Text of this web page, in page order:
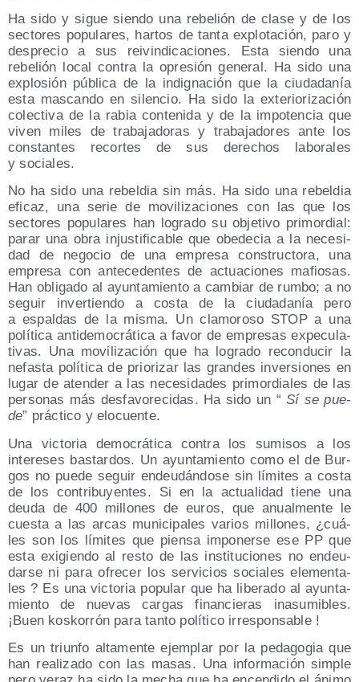
Ha sido y sigue sien­do una rebe­lión de cla­se y de los
sec­to­res popu­la­res, har­tos de tan­ta explo­ta­ción, paro y
des­pre­cio a sus rei­vin­di­ca­cio­nes. Esta sien­do una
rebe­lión local con­tra la opre­sión gene­ral. Ha sido una
explo­sión públi­ca de la indig­na­ción que la ciu­da­da­nía
esta mas­can­do en silen­cio. Ha sido la exte­rio­ri­za­ción
colec­ti­va de la rabia con­te­ni­da y de la impo­ten­cia que
viven miles de tra­ba­ja­do­ras y tra­ba­ja­do­res ante los
cons­tan­tes recor­tes de sus dere­chos labo­ra­les
y sociales.
No ha sido una rebel­dia sin más. Ha sido una rebel­dia
efi­caz, una serie de movi­li­za­cio­nes con las que los
sec­to­res popu­la­res han logra­do su obje­ti­vo pri­mor­dial:
parar una obra injus­ti­fi­ca­ble que obe­de­cia a la nece­si­
dad de nego­cio de una empre­sa cons­truc­to­ra, una
empre­sa con ante­ce­den­tes de actua­cio­nes mafio­sas.
Han obli­ga­do al ayun­ta­mien­to a cam­biar de rum­bo; a no
seguir inver­tien­do a cos­ta de la ciu­da­da­nía pero
a espal­das de la mis­ma. Un cla­mo­ro­so STOP a una
polí­ti­ca anti­de­mo­crá­ti­ca a favor de empre­sas expe­cu­la­
ti­vas. Una movi­li­za­ción que ha logra­do recon­du­cir la
nefas­ta polí­ti­ca de prio­ri­zar las gran­des inver­sio­nes en
lugar de aten­der a las nece­si­da­des pri­mor­dia­les de las
per­so­nas más des­fa­vo­re­ci­das. Ha sido un “Sí se pue­
de” prác­ti­co y elocuente.
Una vic­to­ria demo­crá­ti­ca con­tra los sumi­sos a los
intere­ses bas­tar­dos. Un ayun­ta­mien­to como el de Bur­
gos no pue­de seguir endeu­dán­do­se sin lími­tes a cos­ta
de los con­tri­bu­yen­tes. Si en la actua­li­dad tie­ne una
deu­da de 400 millo­nes de euros, que anual­men­te le
cues­ta a las arcas muni­ci­pa­les varios millo­nes, ¿cuá­
les son los lími­tes que pien­sa impo­ner­se ese PP que
esta exi­gien­do al res­to de las ins­ti­tu­cio­nes no endeu­
dar­se ni para ofre­cer los ser­vi­cios socia­les ele­men­ta­
les ? Es una vic­to­ria popu­lar que ha libe­ra­do al ayun­ta­
mien­to de nue­vas car­gas finan­cie­ras inasu­mi­bles.
¡Buen kos­ko­rrón para tan­to polí­ti­co irresponsable !
Es un triun­fo alta­men­te ejem­plar por la peda­go­gia que
han rea­li­za­do con las masas. Una infor­ma­ción sim­ple